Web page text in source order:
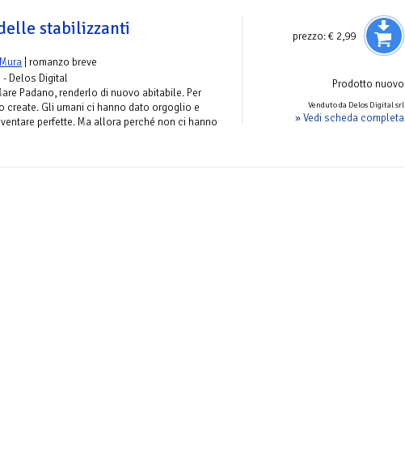
prezzo:€ 2,99
Prodotto nuovo
Venduto da Delos Digital srl
» Vedi scheda completa
stabilizzanti
| romanzo breve
- Delos Digital
Padano, renderlo di nuovo abitabile. Per
create. Gli umani ci hanno dato orgoglio e
perfette. Ma allora perché non ci hanno